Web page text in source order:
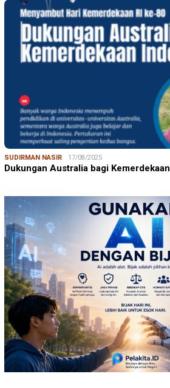
SUDIRMAN NASIR 17/08/2025
Dukungan Australia bagi